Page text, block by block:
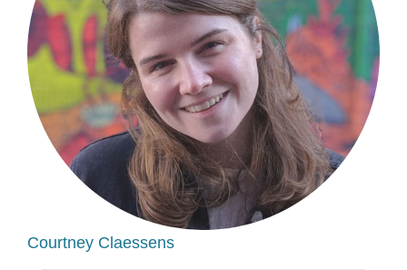
Courtney Claessens